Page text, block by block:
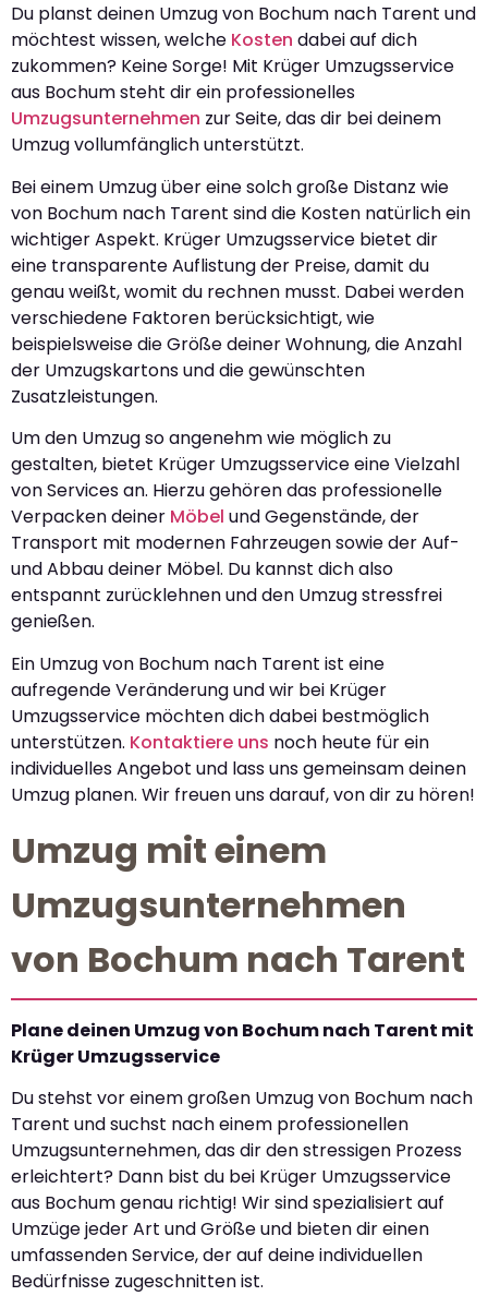
Du planst deinen Umzug von Bochum nach Tarent und
möchtest wissen, welche Kosten dabei auf dich
zukommen? Keine Sorge! Mit Krüger Umzugsservice
aus Bochum steht dir ein professionelles
Umzugsunternehmen zur Seite, das dir bei deinem
Umzug vollumfänglich unterstützt.
Bei einem Umzug über eine solch große Distanz wie
von Bochum nach Tarent sind die Kosten natürlich ein
wichtiger Aspekt. Krüger Umzugsservice bietet dir
eine transparente Auflistung der Preise, damit du
genau weißt, womit du rechnen musst. Dabei werden
verschiedene Faktoren berücksichtigt, wie
beispielsweise die Größe deiner Wohnung, die Anzahl
der Umzugskartons und die gewünschten
Zusatzleistungen.
Um den Umzug so angenehm wie möglich zu
gestalten, bietet Krüger Umzugsservice eine Vielzahl
von Services an. Hierzu gehören das professionelle
Verpacken deiner Möbel und Gegenstände, der
Transport mit modernen Fahrzeugen sowie der Auf-
und Abbau deiner Möbel. Du kannst dich also
entspannt zurücklehnen und den Umzug stressfrei
genießen.
Ein Umzug von Bochum nach Tarent ist eine
aufregende Veränderung und wir bei Krüger
Umzugsservice möchten dich dabei bestmöglich
unterstützen. Kontaktiere uns noch heute für ein
individuelles Angebot und lass uns gemeinsam deinen
Umzug planen. Wir freuen uns darauf, von dir zu hören!
Umzug mit einem
Umzugsunternehmen
von Bochum nach Tarent
Plane deinen Umzug von Bochum nach Tarent mit
Krüger Umzugsservice
Du stehst vor einem großen Umzug von Bochum nach
Tarent und suchst nach einem professionellen
Umzugsunternehmen, das dir den stressigen Prozess
erleichtert? Dann bist du bei Krüger Umzugsservice
aus Bochum genau richtig! Wir sind spezialisiert auf
Umzüge jeder Art und Größe und bieten dir einen
umfassenden Service, der auf deine individuellen
Bedürfnisse zugeschnitten ist.